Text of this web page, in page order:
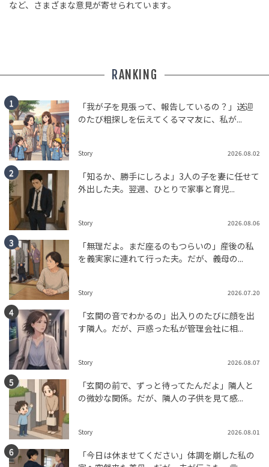
など、さまざまな意見が寄せられています。
RANKING
「我が子を見張って、報告しているの？」送迎
のたび粗探しを伝えてくるママ友に、私が...
Story 2026.08.02
「知るか、勝手にしろよ」3人の子を妻に任せて
外出した夫。翌週、ひとりで家事と育児...
Story 2026.08.06
「無理だよ。まだ座るのもつらいの」産後の私
を義実家に連れて行った夫。だが、義母の...
Story 2026.07.20
「玄関の音でわかるの」出入りのたびに顔を出
す隣人。だが、戸惑った私が管理会社に相...
Story 2026.08.07
「玄関の前で、ずっと待ってたんだよ」隣人と
の微妙な関係。だが、隣人の子供を見て感...
Story 2026.08.01
「今日は休ませてください」体調を崩した私の